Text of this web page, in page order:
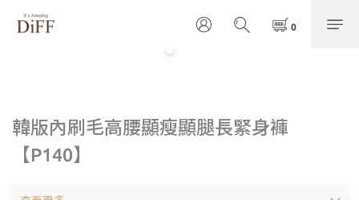
韓版內刷毛高腰顯瘦顯腿長緊身褲
【P140】